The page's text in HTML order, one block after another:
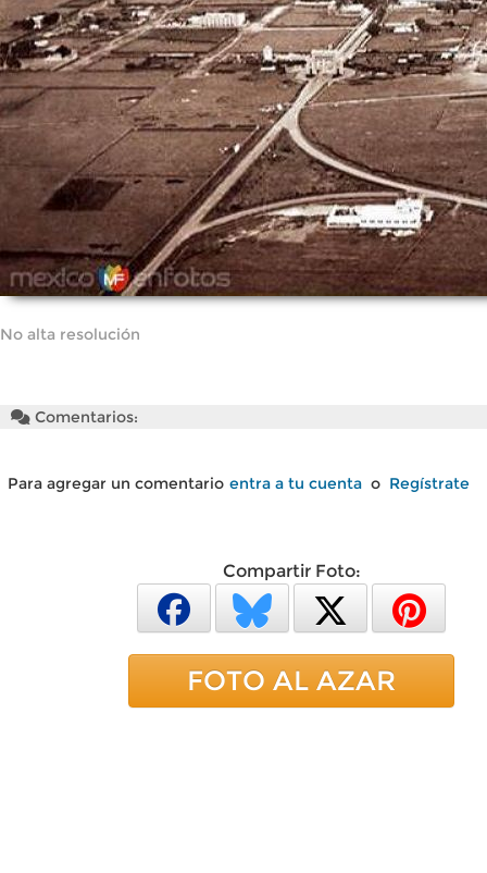
No alta resolución
Comentarios:
Para agregar un comentario entra a tu cuenta o Regístrate
Compartir Foto:
FOTO AL AZAR